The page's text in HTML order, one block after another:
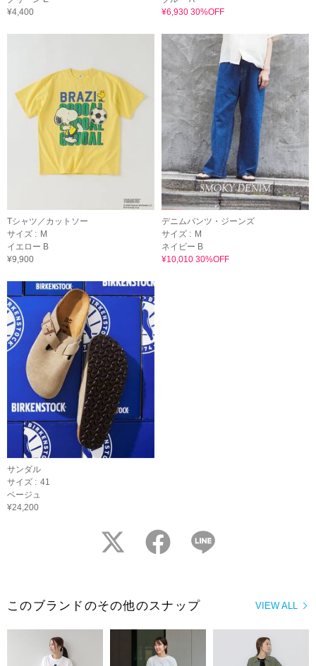
¥4,400
¥6,930 30%OFF
Tシャツ／カットソー
サイズ : M
イエロー B
¥9,900
デニムパンツ・ジーンズ
サイズ : M
ネイビー B
¥10,010 30%OFF
サンダル
サイズ : 41
ベージュ
¥24,200
twitter facebook
VIEW ALL
このブランドのその他のスナップ